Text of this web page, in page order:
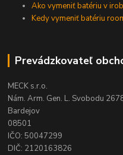
Ako vymeniť batériu v
Kedy vymeniť batériu
Prevádzkovateľ
MECK s.r.o.
Nám. Arm. Gen. L. Svobodu
Bardejov
08501
IČO: 50047299
DIČ: 2120163826